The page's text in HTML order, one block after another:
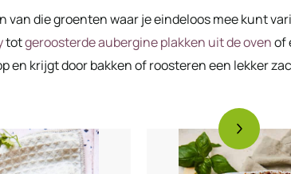
van die groenten waar je eindeloos mee kunt
totgeroosterde aubergine plakken uit de ovenof
en krijgt door bakken of roosteren een lekker